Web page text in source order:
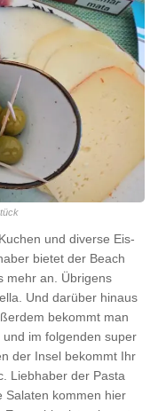
und diverse Eis-
bietet der Beach
mehr an. Übrigens
Und darüber hinaus
bekommt man
im folgenden super
der Insel bekommt Ihr
Liebhaber der Pasta
Salaten kommen hier